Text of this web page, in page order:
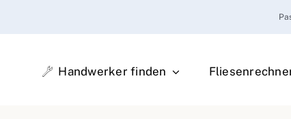
Handwerker finden